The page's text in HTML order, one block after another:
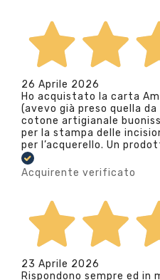
26 Aprile 2026
Ho acquistato la carta
(avevo già preso quella
cotone artigianale
per la stampa delle
per l’acquerello. Un
Acquirente verificato
23 Aprile 2026
Rispondono sempre ed in